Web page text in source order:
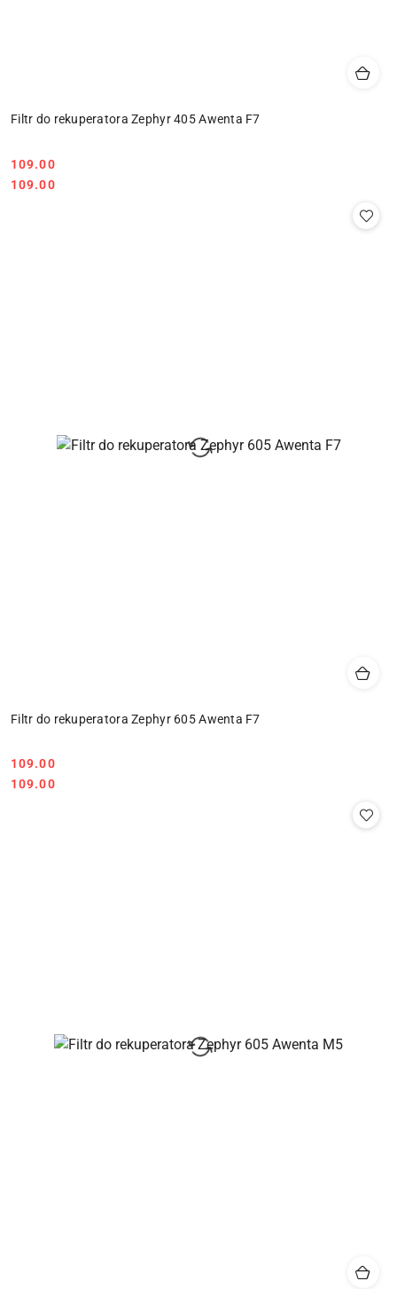
Filtr do rekuperatora Zephyr 405 Awenta F7
Cena:
109.00
Cena:
109.00
Filtr do rekuperatora Zephyr 605 Awenta F7
Cena:
109.00
Cena:
109.00